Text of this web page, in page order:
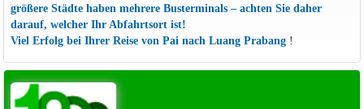
größere Städte haben mehrere Busterminals – achten Sie daher
darauf, welcher Ihr Abfahrtsort ist!
Viel Erfolg bei Ihrer Reise von Pai nach Luang Prabang!